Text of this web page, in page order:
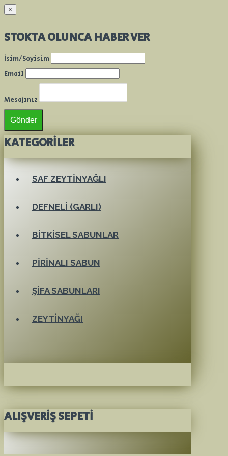
×
STOKTA OLUNCA HABER VER
İsim/Soyisim
Email
Mesajınız
Gönder
KATEGORILER
SAF ZEYTINYAĞLI
DEFNELI (GARLI)
BITKISEL SABUNLAR
PIRINALI SABUN
ŞIFA SABUNLARI
ZEYTINYAĞI
ALIŞVERIŞ SEPETI